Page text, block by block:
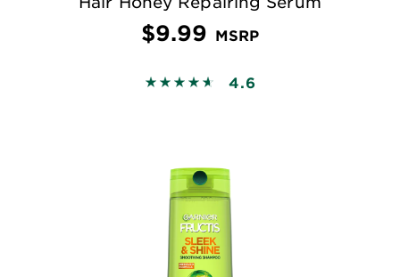
$9.99 MSRP
4.631 out of 5 stars based on
4.6